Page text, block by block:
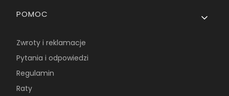
Linki w stopce
POMOC
Zwroty i reklamacje
Pytania i odpowiedzi
Regulamin
Raty